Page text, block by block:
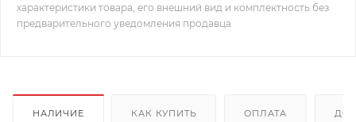
характеристики товара, его внешний вид и комплектность без
предварительного уведомления продавца
НАЛИЧИЕ КАК КУПИТЬ ОПЛАТА